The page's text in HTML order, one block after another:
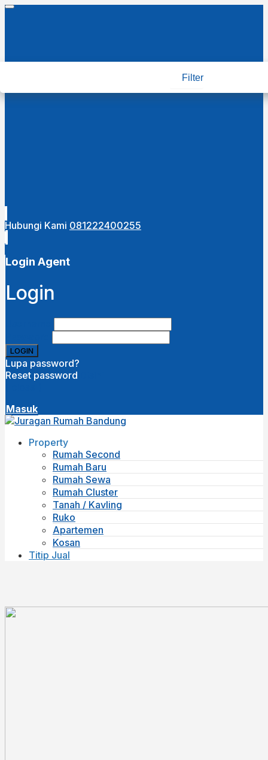
Hubungi Kami 081222400255
Login Agent
Login
Lupa password?
Reset password
Masuk
Property
Rumah Second
Rumah Baru
Rumah Sewa
Rumah Cluster
Tanah / Kavling
Ruko
Apartemen
Kosan
Titip Jual
Filter